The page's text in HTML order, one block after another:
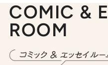
COMIC &
ROOM